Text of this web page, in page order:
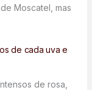
Moscatel, mas
de cada uva e
de rosa,